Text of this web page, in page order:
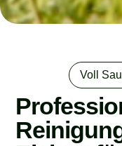
Voll